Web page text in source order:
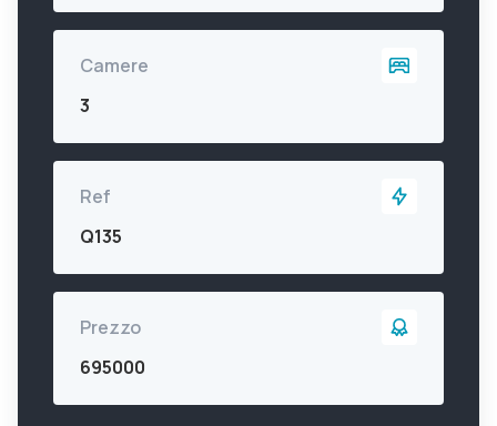
Camere
3
Ref
Q135
Prezzo
695000